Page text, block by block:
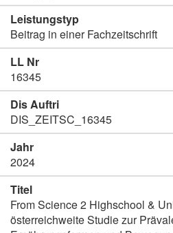
Leistungstyp
Beitrag in einer Fachzeitschrift
LL Nr
16345
Dis Auftri
DIS_ZEITSC_16345
Jahr
2024
Titel
From Science 2 Highschool &
österreichweite Studie zur